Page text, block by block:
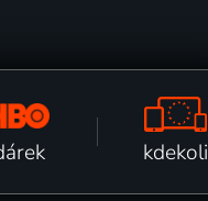
kdekoli